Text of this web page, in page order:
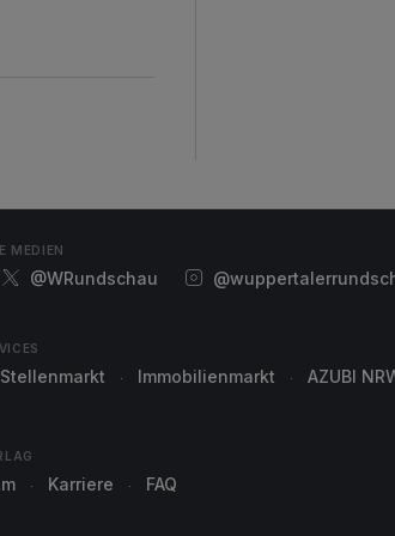
MEDIEN
@WRundschau
Stellenmarkt Immobilienmarkt AZUBI
Karriere FAQ